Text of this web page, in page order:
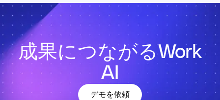
成果につながるWork
AI
デモを依頼